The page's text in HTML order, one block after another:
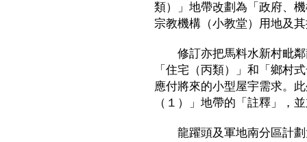
類）」地帶改劃為「政府、
宗教機構（小教堂）用地及
修訂亦把馬料水新村毗鄰
「住宅（丙類）」和「鄉村
應付將來的小型屋宇需求。
（１）」地帶的「註釋」，
龍躍頭及軍地南分區計劃